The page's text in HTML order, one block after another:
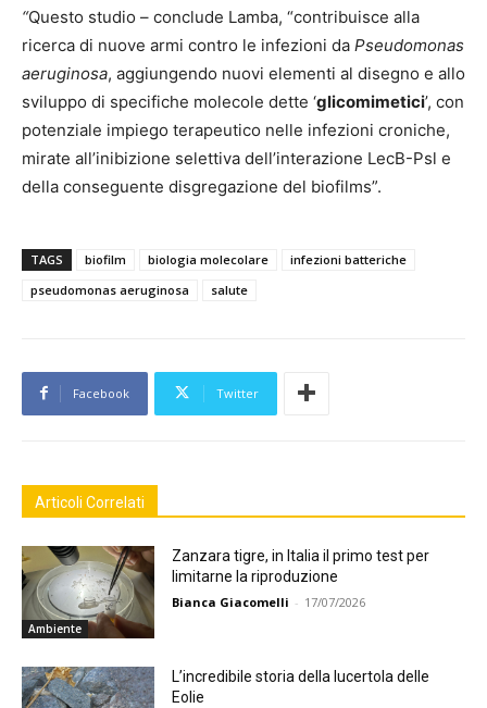
“Questo studio – conclude Lamba, “contribuisce alla
ricerca di nuove armi contro le infezioni da Pseudomonas
aeruginosa, aggiungendo nuovi elementi al disegno e allo
sviluppo di specifiche molecole dette ‘glicomimetici’, con
potenziale impiego terapeutico nelle infezioni croniche,
mirate all’inibizione selettiva dell’interazione LecB-Psl e
della conseguente disgregazione del biofilms”.
TAGS biofilm biologia molecolare
infezioni batteriche
pseudomonas aeruginosa
salute
Facebook Twitter
Articoli Correlati
Ambiente
Zanzara tigre, in Italia il primo test per
limitarne la riproduzione
Bianca Giacomelli - 17/07/2026
L’incredibile storia della lucertola delle
Eolie